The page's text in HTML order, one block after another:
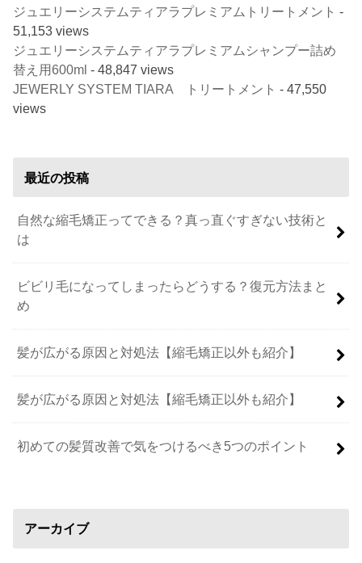
ジュエリーシステムティアラプレミアムトリートメント -
51,153 views
ジュエリーシステムティアラプレミアムシャンプー詰め
替え用600ml - 48,847 views
JEWERLY SYSTEM TIARA トリートメント - 47,550
views
最近の投稿
自然な縮毛矯正ってできる？真っ直ぐすぎない技術と
は
ビビリ毛になってしまったらどうする？復元方法まと
め
髪が広がる原因と対処法【縮毛矯正以外も紹介】
髪が広がる原因と対処法【縮毛矯正以外も紹介】
初めての髪質改善で気をつけるべき5つのポイント
アーカイブ